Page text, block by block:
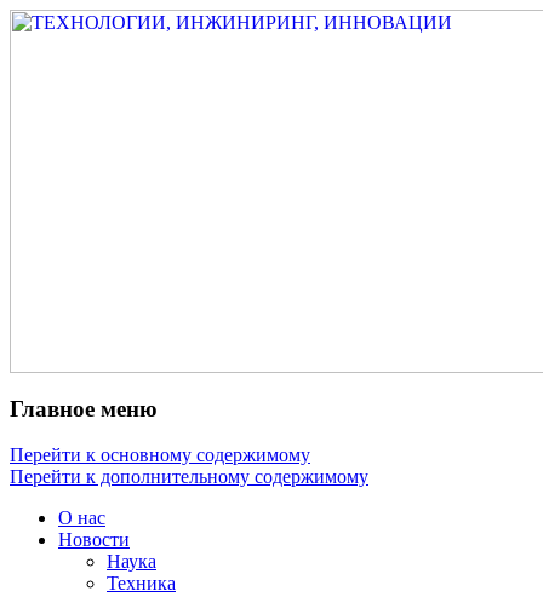
Главное меню
Перейти к основному содержимому
Перейти к дополнительному содержимому
О нас
Новости
Наука
Техника